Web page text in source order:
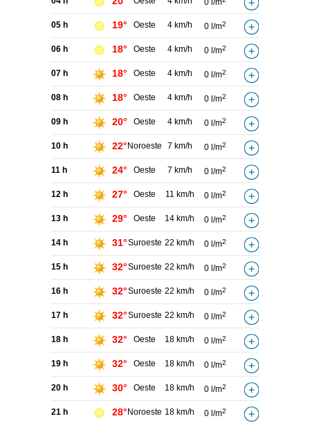
0 l/m
05 h 19° Oeste 4 km/h 0 l/m2
06 h 18° Oeste 4 km/h 0 l/m2
07 h 18° Oeste 4 km/h 0 l/m2
08 h 18° Oeste 4 km/h 0 l/m2
09 h 20° Oeste 4 km/h 0 l/m2
10 h 22° Noroeste 7 km/h 0 l/m2
11 h 24° Oeste 7 km/h 0 l/m2
12 h 27° Oeste 11 km/h 0 l/m2
13 h 29° Oeste 14 km/h 0 l/m2
14 h 31°Suroeste 22 km/h 0 l/m2
15 h 32°Suroeste 22 km/h 0 l/m2
16 h 32°Suroeste 22 km/h 0 l/m2
17 h 32°Suroeste 22 km/h 0 l/m2
18 h 32° Oeste 18 km/h 0 l/m2
19 h 32° Oeste 18 km/h 0 l/m2
20 h 30° Oeste 18 km/h 0 l/m2
21 h 28° Noroeste 18 km/h 0 l/m2